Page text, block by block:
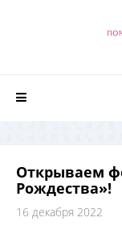
Открываем
Рождества»!
16 декабря 2022